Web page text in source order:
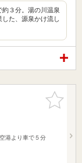
３分。湯の川温泉
した、源泉かけ流し
お気に入
りに追加
港より車で５分